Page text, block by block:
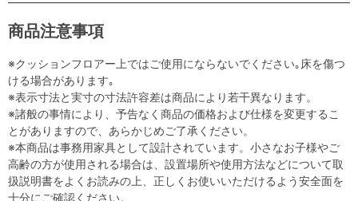
商品注意事項
※クッションフロアー上ではご使用にならないでください｡床を傷つ
ける場合があります｡
※表示寸法と実寸の寸法許容差は商品により若干異なります。
※諸般の事情により、予告なく商品の価格および仕様を変更するこ
とがありますので、あらかじめご了承ください。
※本商品は事務用家具として設計されています。小さなお子様やご
高齢の方が使用される場合は、設置場所や使用方法などについて取
扱説明書をよくお読みの上、正しくお使いいただけるよう安全面を
十分にご確認ください。